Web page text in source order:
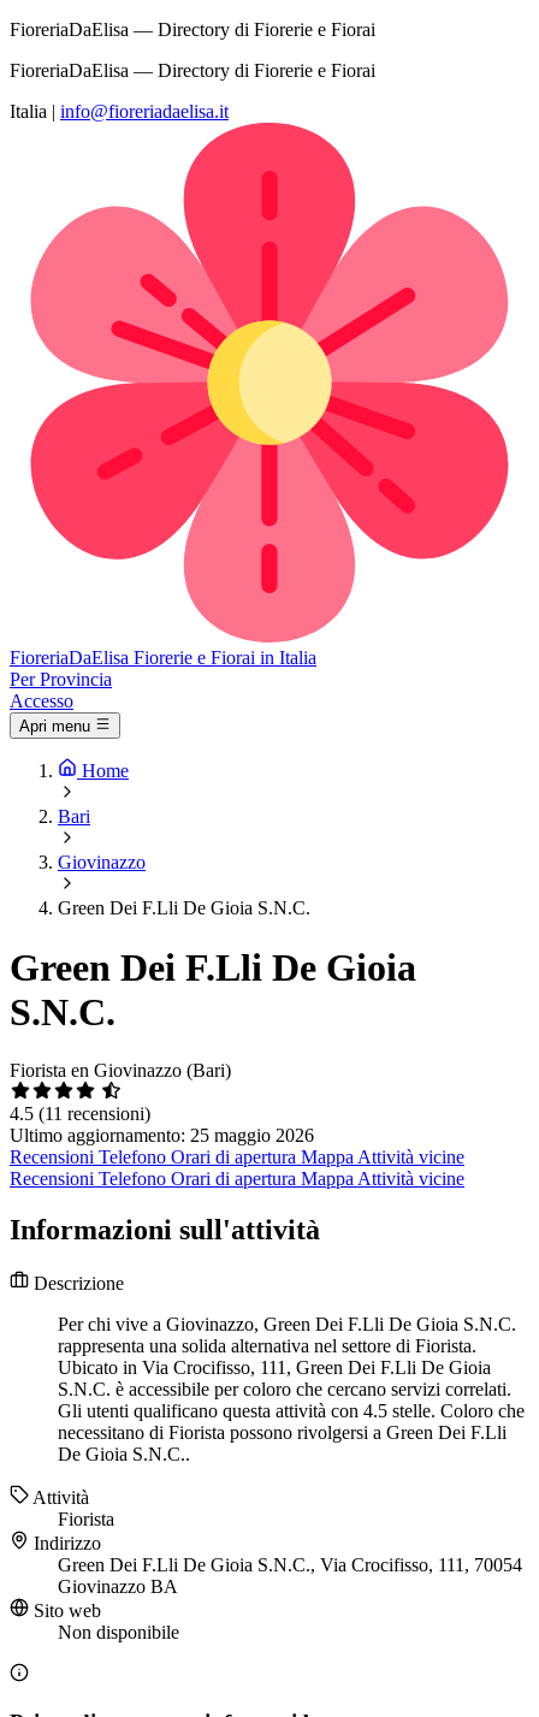
FioreriaDaElisa — Directory di Fiorerie e Fiorai
FioreriaDaElisa — Directory di Fiorerie e Fiorai
Italia | info@fioreriadaelisa.it
FioreriaDaElisa Fiorerie e Fiorai in Italia
Per Provincia
Accesso
Apri menu
Home
Bari
Giovinazzo
Green Dei F.Lli De Gioia S.N.C.
Green Dei F.Lli De Gioia
S.N.C.
Fiorista en Giovinazzo (Bari)
4.5 (11 recensioni)
Ultimo aggiornamento: 25 maggio 2026
Recensioni Telefono Orari di apertura Mappa Attività vicine
Recensioni Telefono Orari di apertura Mappa Attività vicine
Informazioni sull'attività
Descrizione
Per chi vive a Giovinazzo, Green Dei F.Lli De Gioia S.N.C.
rappresenta una solida alternativa nel settore di Fiorista.
Ubicato in Via Crocifisso, 111, Green Dei F.Lli De Gioia
S.N.C. è accessibile per coloro che cercano servizi correlati.
Gli utenti qualificano questa attività con 4.5 stelle. Coloro che
necessitano di Fiorista possono rivolgersi a Green Dei F.Lli
De Gioia S.N.C..
Attività
Fiorista
Indirizzo
Green Dei F.Lli De Gioia S.N.C., Via Crocifisso, 111, 70054
Giovinazzo BA
Sito web
Non disponibile